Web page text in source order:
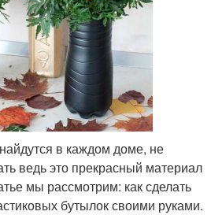
в каждом доме, не
ведь это прекрасный материал
мы рассмотрим: как сделать
бутылок своими руками.